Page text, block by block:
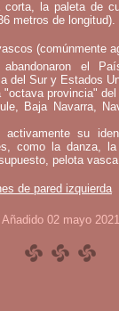
corta, la paleta de
metros de longitud).
(comúnmente
el
del Sur y Estados
"octava provincia"
Baja Navarra,
activamente su
como la danza,
pelota
de pared izquierda
Añadido 02 mayo 2021